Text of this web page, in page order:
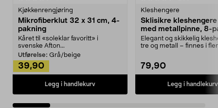
Kjøkkenrengjøring
Mikrofiberklut 32 x 31 cm, 4-
pakning
Kåret til «soleklar favoritt» i
svenske Afton...
Utførelse: Grå/beige
39,90
Legg i handlekurv
Kleshengere
Sklisikre
med metallpinne, 8-
Elegant og skikkelig
tre og metall – finnes i
79,90
Legg i handlekurv